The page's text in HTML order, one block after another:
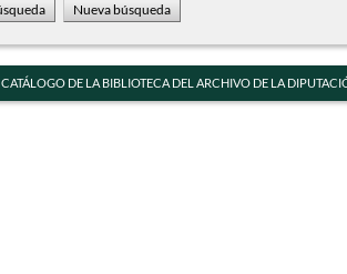
CATÁLOGO DE LA BIBLIOTECA DEL ARCHIVO DE LA